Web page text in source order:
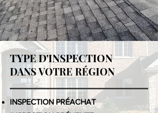
TYPE D'INSPECTION
DANS VOTRE RÉGION
INSPECTION PRÉACHAT